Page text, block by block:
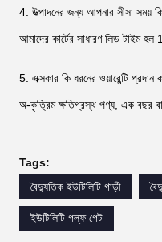
4. উত্পাদনের জন্য আপনার সীসা সময়
আমাদের কার্টের সাধারণ লিড টাইম হল
5. এক্সকার কি ধরনের ওয়ারেন্টি প্রদান
অ-কৃত্রিম ক্ষতিগ্রস্থ পণ্য, এক বছর
Tags:
বৈদ্যুতিক ইউটিলিটি গাড়ী
ইউটিলিটি গল্ফ গেট